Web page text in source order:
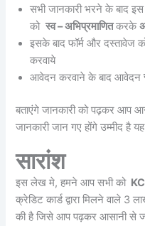
सभी जानकारी भरने के बाद
कोस्व – अभिप्रमाणितकरके
इसके बाद फॉर्म और
करवाये
आवेदन करवाने के बाद आवेदन
बताएंगे जानकारी को पढ़कर आप
जानकारी जान गए होंगे उम्मीद है
सारांश
इस लेख मे, हमने आप सभी को
क्रेडिट कार्ड द्वारा मिलने वाले 3
की है जिसे आप पढ़कर आसानी से